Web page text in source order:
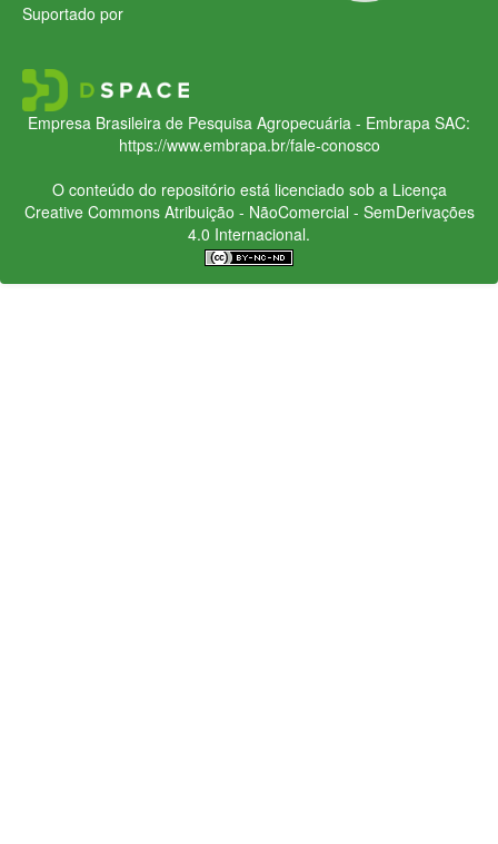
Suportado por
Empresa Brasileira de Pesquisa Agropecuária - Embrapa SAC:
https://www.embrapa.br/fale-conosco
O conteúdo do repositório está licenciado sob a Licença
Creative CommonsAtribuição - NãoComercial - SemDerivações
4.0 Internacional.